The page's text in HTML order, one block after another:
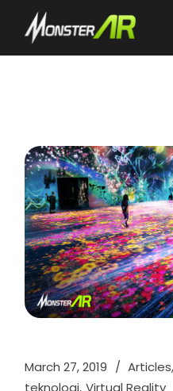
March 27, 2019 Articles
teknologi Virtual Reality